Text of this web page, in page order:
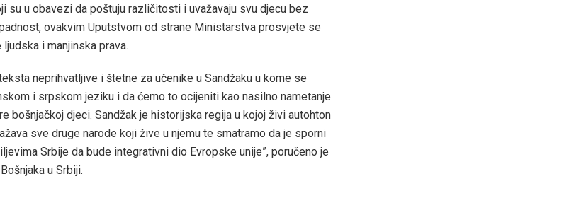
su u obavezi da poštuju različitosti i uvažavaju svu djecu bez
ovakvim Uputstvom od strane Ministarstva prosvjete se
i manjinska prava.
neprihvatljive i štetne za učenike u Sandžaku u kome se
i srpskom jeziku i da ćemo to ocijeniti kao nasilno nametanje
bošnjačkoj djeci. Sandžak je historijska regija u kojoj živi autohton
sve druge narode koji žive u njemu te smatramo da je sporni
Srbije da bude integrativni dio Evropske unije”, poručeno je
u Srbiji.